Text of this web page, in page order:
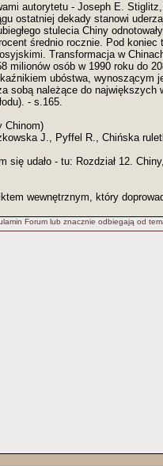
autorytetu - Joseph E.
ostatniej dekady stanowi
stulecia Chiny
średnio rocznie. Pod koniec
Transformacja w
milionów osób w 1990 roku do
ubóstwa, wynoszącym
sobą należące do największych
- s.165.
Chinom)
J., Pyffel R., Chińska
się udało - tu: Rozdział 12.
wewnętrznym, który
Forum lub znacznie odbiegają od